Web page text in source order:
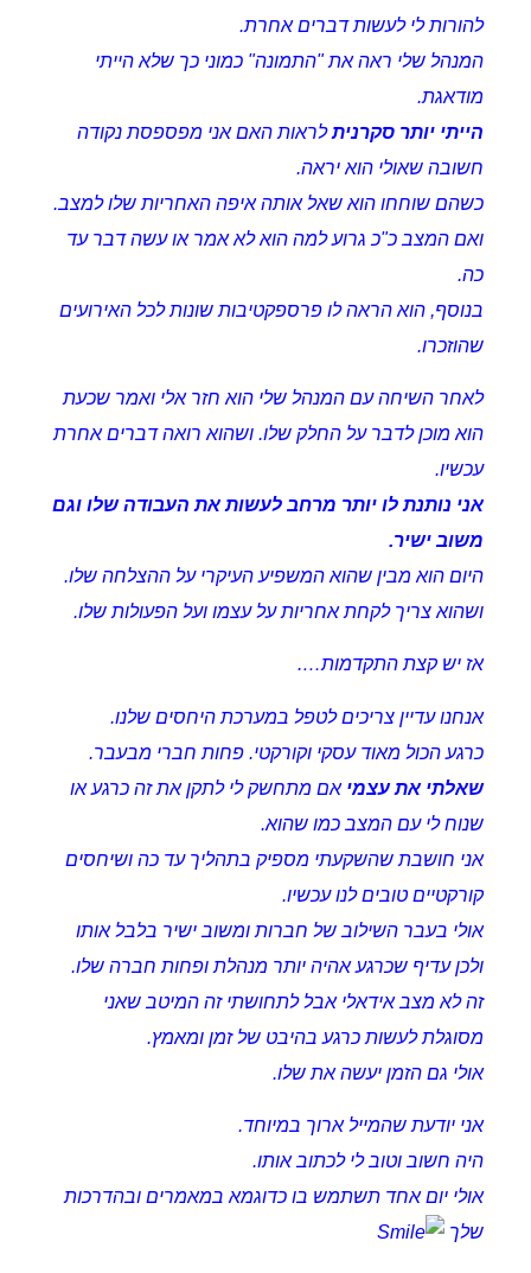
להורות לי לעשות דברים אחרת.
המנהל שלי ראה את "התמונה" כמוני כך שלא הייתי
מודאגת.
הייתי יותר סקרניתלראות האם אני מפספסת נקודה
חשובה שאולי הוא יראה.
כשהם שוחחו הוא שאל אותה איפה האחריות שלו למצב.
ואם המצב כ"כ גרוע למה הוא לא אמר או עשה דבר עד
כה.
בנוסף, הוא הראה לו פרספקטיבות שונות לכל האירועים
שהוזכרו.
לאחר השיחה עם המנהל שלי הוא חזר אלי ואמר שכעת
הוא מוכן לדבר על החלק שלו. ושהוא רואה דברים אחרת
עכשיו.
אני נותנת לו יותר מרחב לעשות את העבודה שלו וגם
משוב ישיר.
היום הוא מבין שהוא המשפיע העיקרי על ההצלחה שלו.
ושהוא צריך לקחת אחריות על עצמו ועל הפעולות שלו.
אז יש קצת התקדמות….
אנחנו עדיין צריכים לטפל במערכת היחסים שלנו.
כרגע הכול מאוד עסקי וקורקטי. פחות חברי מבעבר.
שאלתי את עצמי אם מתחשק לי לתקן את זה כרגע או
שנוח לי עם המצב כמו שהוא.
אני חושבת שהשקעתי מספיק בתהליך עד כה ושיחסים
קורקטיים טובים לנו עכשיו.
אולי בעבר השילוב של חברות ומשוב ישיר בלבל אותו
ולכן עדיף שכרגע אהיה יותר מנהלת ופחות חברה שלו.
זה לא מצב אידאלי אבל לתחושתי זה המיטב שאני
מסוגלת לעשות כרגע בהיבט של זמן ומאמץ.
אולי גם הזמן יעשה את שלו.
אני יודעת שהמייל ארוך במיוחד.
היה חשוב וטוב לי לכתוב אותו.
אולי יום אחד תשתמש בו כדוגמא במאמרים ובהדרכות
שלך